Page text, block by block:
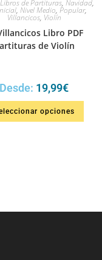
Libros de Partituras, Navidad,
, Nivel Medio, Popular,
Villancicos, Violín
Libro PDF
de Violín
Desde: 19,99€
opciones